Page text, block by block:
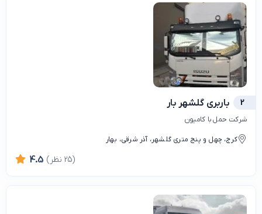
2 باربری گلشهر بار
شرکت حمل با کامیون
کرج، چهل و پنج متری گلشهر، آذر شرقی، بهار
4.5 (25 نظر)